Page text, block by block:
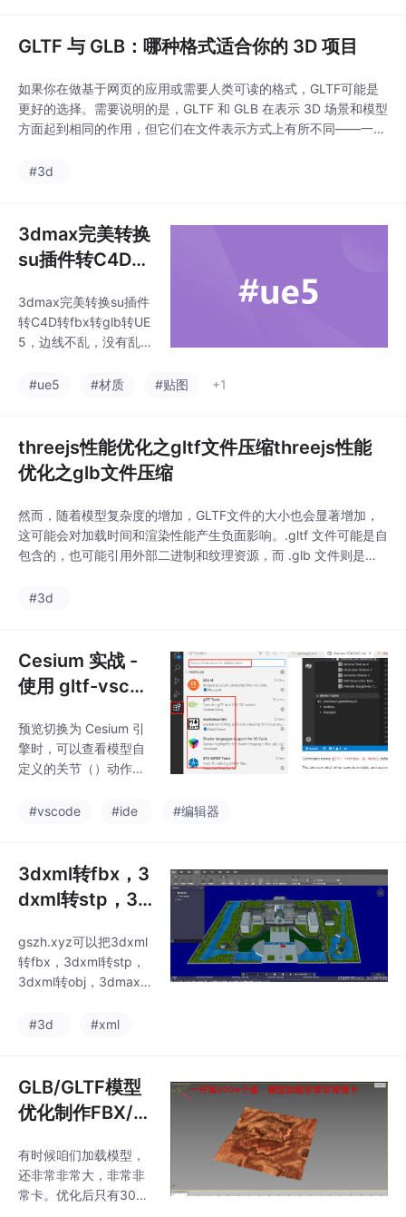
GLTF 与 GLB：哪种格式适合你的 3D 项目
如果你在做基于网页的应用或需要人类可读的格式，GLTF可能是
更好的选择。需要说明的是，GLTF 和 GLB 在表示 3D 场景和模型
方面起到相同的作用，但它们在文件表示方式上有所不同——一个
然GLTF是一种基于文本的格式，但.glb格式仍然是JSON数据，但
#3d
3dmax完美转换
su插件转C4D转
5，边线不乱，
没有乱线教程，
3dmax完美转换su插件
转C4D转fbx转glb转UE
5，边线不乱，没有乱
3dmax完美转换su插
#ue5 #材质 #贴图 +1
threejs性能优化之gltf文件压缩threejs性能
优化之glb文件压缩
然而，随着模型复杂度的增加，GLTF文件的大小也会显著增加，
这可能会对加载时间和渲染性能产生负面影响。.gltf 文件可能是自
包含的，也可能引用外部二进制和纹理资源，而 .glb 文件则是完
单独的文件，后面会提到）。上文提到，glTF文件可以拆分为.glt
#3d
Cesium 实战 -
使用 gltf-vscod
及编辑 glTF 和
GLB 模型
预览切换为 Cesium 引
擎时，可以查看模型自
定义的关节（）动作：
推器模块组件，并且调
ons）
#vscode #ide #编辑器
3dxml转fbx，3
dxml转stp，3d
ax转osg，3dm
ax转b3dm,fbx
, gltf , su，osg
m， shp
gszh.xyz可以把3dxml
转fbx，3dxml转stp，
3dxml转obj，3dmax
m,fbx转 3dmax , glb ,
bx，3dxml转stp，3dx
ml转obj，3dmax转os
g，3dmax转b3dm,fbx
su，osgb，rvt,
#3d #xml
GLB/GLTF模型
优化制作FBX/O
有时候咱们加载模型，
还非常非常大，非常非
常卡。优化后只有30w